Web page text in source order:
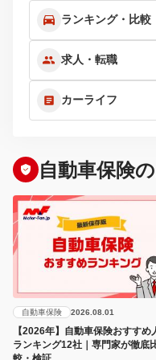
ランキング・比較
求人・転職
カーライフ
自動車保険
自動車保険 2026.08.01
【2026年】自動車保険おすすめ
ランキング12社｜専門家が徹底